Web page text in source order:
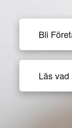
Bli
Läs